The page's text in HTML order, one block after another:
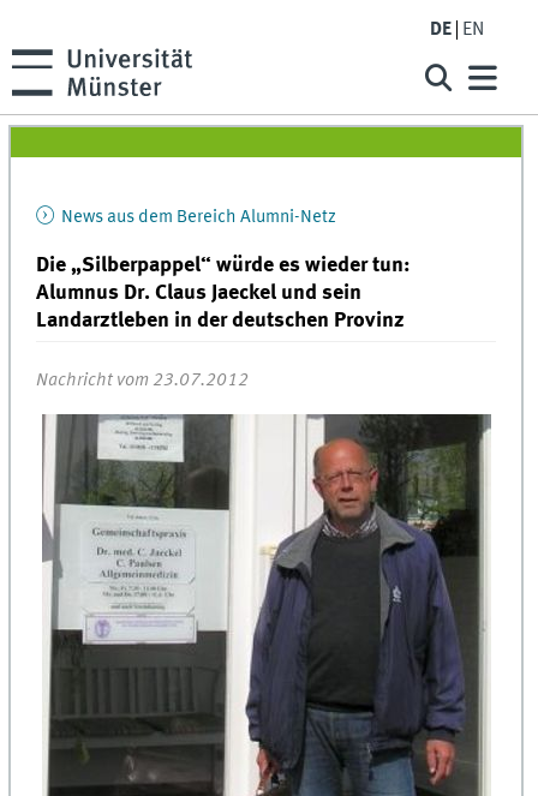
DE EN
News aus dem Bereich Alumni-Netz
Die „Silberpappel“ würde es wieder tun:
Alumnus Dr. Claus Jaeckel und sein
Landarztleben in der deutschen Provinz
Nachricht vom 23.07.2012